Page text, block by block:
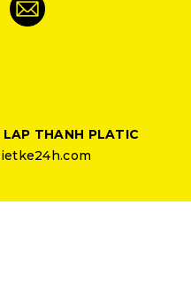
THANH PLATIC